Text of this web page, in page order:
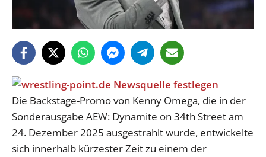
Die Backstage-Promo von Kenny Omega, die in der
Sonderausgabe AEW: Dynamite on 34th Street am
24. Dezember 2025 ausgestrahlt wurde, entwickelte
sich innerhalb kürzester Zeit zu einem der